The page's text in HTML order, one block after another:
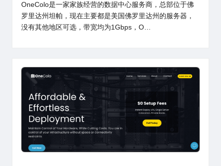
OneColo是一家家族经营的数据中心服务商，总部位于佛
罗里达州坦帕，现在主要都是美国佛罗里达州的服务器，
没有其他地区可选，带宽均为1Gbps，O…